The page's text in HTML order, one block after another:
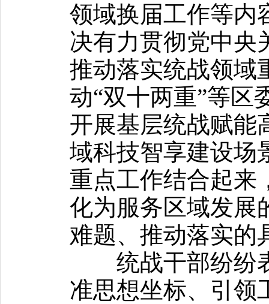
领域换届工作等内
决有力贯彻党中央
推动落实统战领域
动“双十两重”等区
开展基层统战赋能
域科技智享建设场
重点工作结合起来
化为服务区域发展
难题、推动落实的
统战干部纷纷
准思想坐标、引领